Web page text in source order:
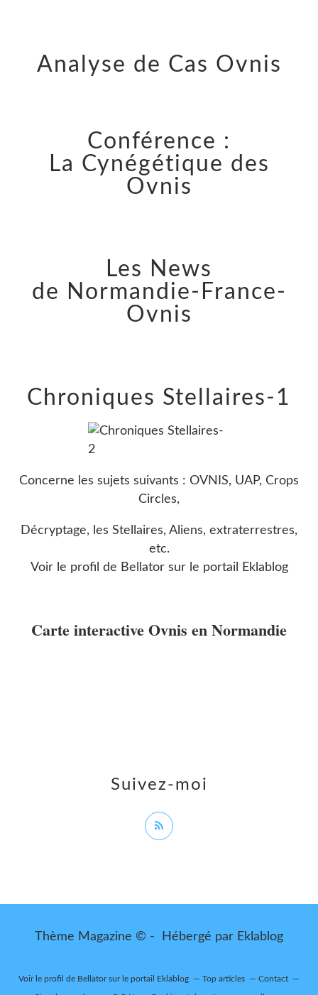
Suivez-moi
Analyse de Cas Ovnis
Conférence :
La Cynégétique des
Ovnis
Les News
de Normandie-France-
Ovnis
Chroniques Stellaires-1
Concerne les sujets suivants : OVNIS, UAP, Crops
Circles,
Décryptage, les Stellaires, Aliens, extraterrestres,
etc.
Voir le profil de Bellator sur le portail Eklablog
Carte interactive Ovnis en Normandie
Thème Magazine © - Hébergé par Eklablog
Voir le profil de Bellatorsur le portail Eklablog Top articles Contact